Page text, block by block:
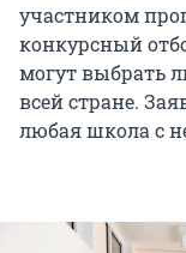
участником
конкурсный
могут выбрать
всей стране.
любая школа с